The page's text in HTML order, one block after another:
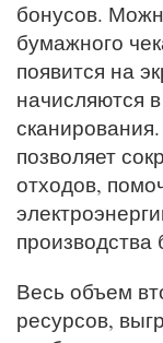
бонусов.
бумажного
появится на
начисляются
позволяет
отходов,
Весь объем
ресурсов,